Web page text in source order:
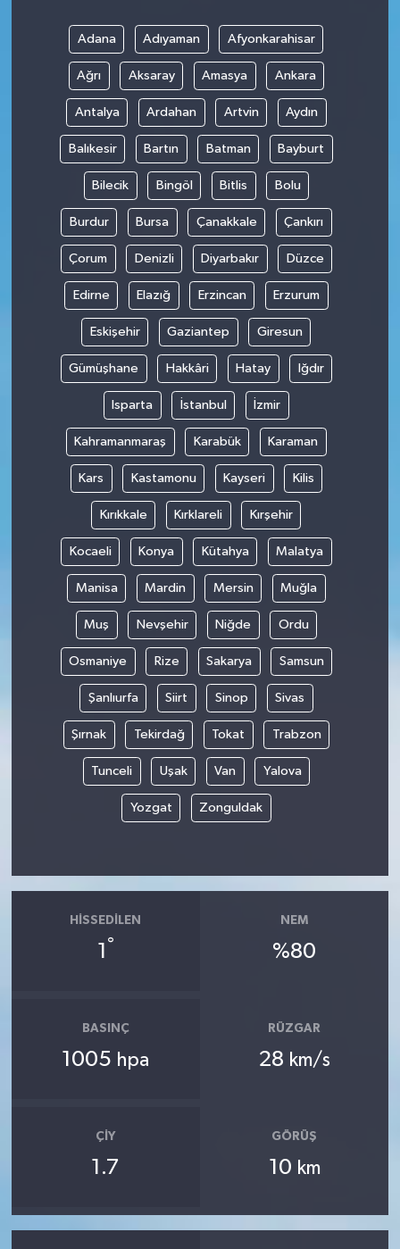
Adana Adıyaman Afyonkarahisar
Ağrı Aksaray Amasya Ankara
Antalya Ardahan Artvin Aydın
Balıkesir Bartın Batman Bayburt
Bilecik Bingöl Bitlis Bolu
Burdur Bursa Çanakkale Çankırı
Çorum Denizli Diyarbakır Düzce
Edirne Elazığ Erzincan Erzurum
Eskişehir Gaziantep Giresun
Gümüşhane Hakkâri Hatay Iğdır
Isparta İstanbul İzmir
Kahramanmaraş Karabük Karaman
Kars Kastamonu Kayseri Kilis
Kırıkkale Kırklareli Kırşehir
Kocaeli Konya Kütahya Malatya
Manisa Mardin Mersin Muğla
Muş Nevşehir Niğde Ordu
Osmaniye Rize Sakarya Samsun
Şanlıurfa Siirt Sinop Sivas
Şırnak Tekirdağ Tokat Trabzon
Tunceli Uşak Van Yalova
Yozgat Zonguldak
HISSEDILEN
1 °
NEM
%80
BASINÇ
1005 hpa
RÜZGAR
28 km/s
ÇIY
1.7
GÖRÜŞ
10 km